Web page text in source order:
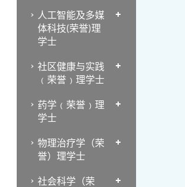
人工智能及多媒
体科技(荣誉)理
学士
社区健康与实践
﹙荣誉﹚理学士
药学﹙荣誉﹚理
学士
物理治疗学（荣
誉）理学士
社会科学（荣